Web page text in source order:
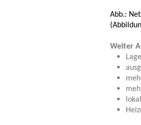
Abb.:
Weiter